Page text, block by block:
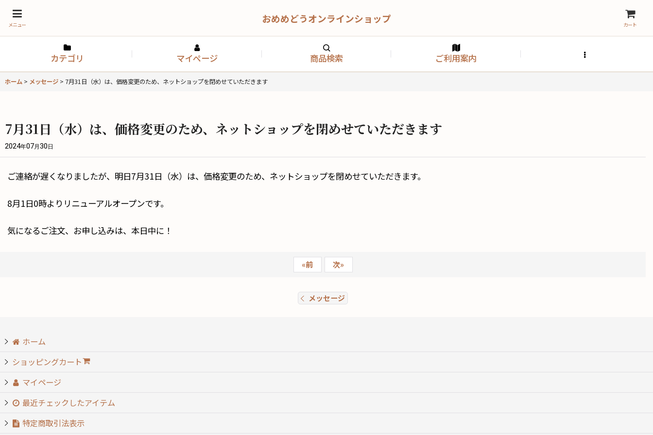
メニュー おめめどうオンラインショップ カート
カテゴリ マイページ 商品検索 ご利用案内
ホーム > メッセージ > 7月31日（水）は、価格変更のため、ネットショップを閉めせていただきます
7月31日（水）は、価格変更のため、ネットショップを閉めせていただきます
2024年07月 30 日
ご連絡が遅くなりましたが、明日7月31日（水）は、価格変更のため、ネットショップを閉めせていただきます。
8月1日0時よりリニューアルオープンです。
気になるご注文、お申し込みは、本日中に！
«前 次»
メッセージ
ホーム
ショッピングカート
マイページ
最近チェックしたアイテム
特定商取引法表示